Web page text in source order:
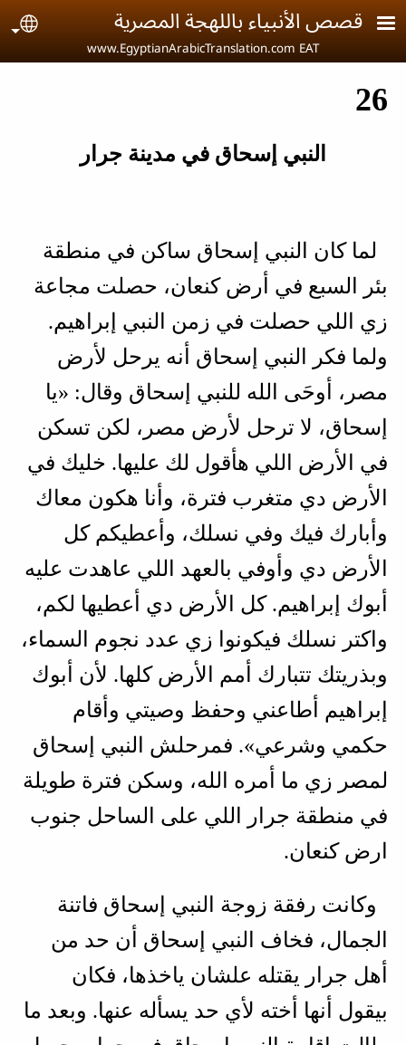
Skip to main content
قصص الأنبياء باللهجة المصرية
www.EgyptianArabicTranslation.com EAT
26
النبي إسحاق في مدينة جرار
لما كان النبي إسحاق ساكن في منطقة
بئر السبع في أرض كنعان، حصلت مجاعة
زي اللي حصلت في زمن النبي إبراهيم.
ولما فكر النبي إسحاق أنه يرحل لأرض
مصر، أوحَى الله للنبي إسحاق وقال: «يا
إسحاق، لا ترحل لأرض مصر، لكن تسكن
في الأرض اللي هأقول لك عليها. خليك في
الأرض دي متغرب فترة، وأنا هكون معاك
وأبارك فيك وفي نسلك، وأعطيكم كل
الأرض دي وأوفي بالعهد اللي عاهدت عليه
أبوك إبراهيم. كل الأرض دي أعطيها لكم،
واكتر نسلك فيكونوا زي عدد نجوم السماء،
وبذريتك تتبارك أمم الأرض كلها. لأن أبوك
إبراهيم أطاعني وحفظ وصيتي وأقام
حكمي وشرعي». فمرحلش النبي إسحاق
لمصر زي ما أمره الله، وسكن فترة طويلة
في منطقة جرار اللي على الساحل جنوب
ارض كنعان.
وكانت رفقة زوجة النبي إسحاق فاتنة
الجمال، فخاف النبي إسحاق أن حد من
أهل جرار يقتله علشان ياخذها، فكان
بيقول أنها أخته لأي حد يسأله عنها. وبعد ما